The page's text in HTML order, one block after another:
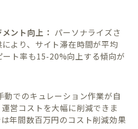
ント向上： パーソナライズさ
より、サイト滞在時間が平均
ト率も15-20%向上する傾向が
動でのキュレーション作業が自
営コストを大幅に削減できま
年間数百万円のコスト削減効果